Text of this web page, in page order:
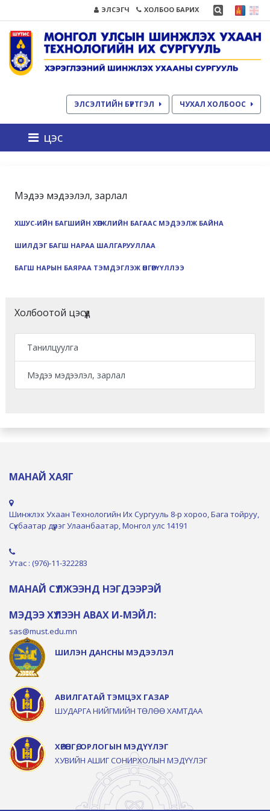
ЭЛСЭГЧ ХОЛБОО БАРИХ
ЭЛСЭЛТИЙН БҮРТГЭЛ ЧУХАЛ ХОЛБООС
цэс
Мэдээ мэдээлэл, зарлал
ХШУС-ИЙН БАГШИЙН ХӨГЖЛИЙН БАГААС МЭДЭЭЛЖ БАЙНА
ШИЛДЭГ БАГШ НАРАА ШАЛГАРУУЛЛАА
БАГШ НАРЫН БАЯРАА ТЭМДЭГЛЭЖ ӨНГӨРҮҮЛЛЭЭ
Холбоотой цэсүүд
Танилцуулга
Мэдээ мэдээлэл, зарлал
МАНАЙ ХАЯГ
Шинжлэх Ухаан Технологийн Их Сургууль 8-р хороо, Бага тойруу,
Сүхбаатар дүүрэг Улаанбаатар, Монгол улс 14191
Утас : (976)-11-322283
МАНАЙ СҮЛЖЭЭНД НЭГДЭЭРЭЙ
МЭДЭЭ ХҮЛЭЭН АВАХ И-МЭЙЛ:
sas@must.edu.mn
ШИЛЭН ДАНСНЫ МЭДЭЭЛЭЛ
АВИЛГАТАЙ ТЭМЦЭХ ГАЗАР
ШУДАРГА НИЙГМИЙН ТӨЛӨӨ ХАМТДАА
ХӨРӨНГӨ, ОРЛОГЫН МЭДҮҮЛЭГ
ХУВИЙН АШИГ СОНИРХОЛЫН МЭДҮҮЛЭГ